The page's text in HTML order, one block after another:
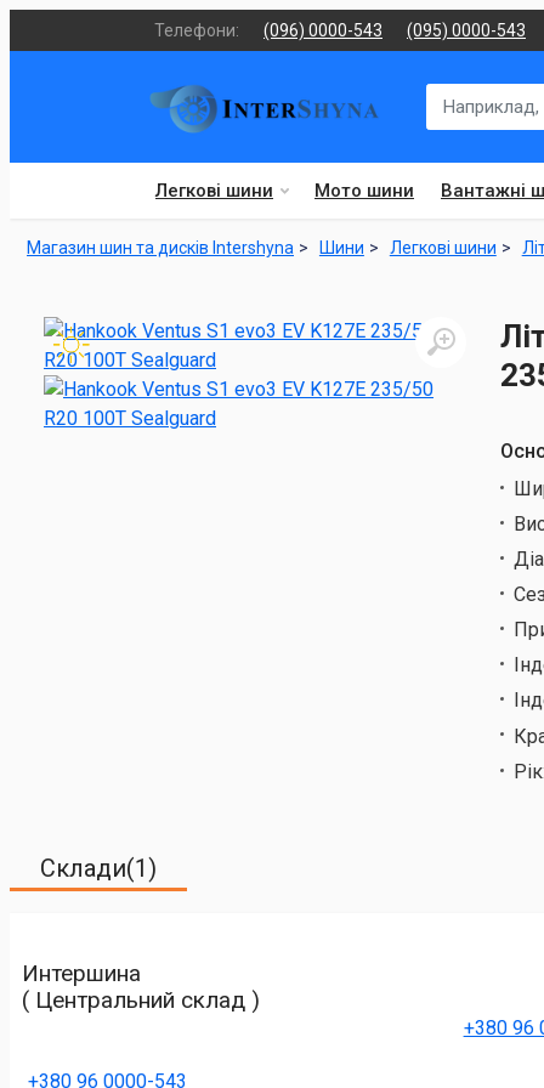
Телефони: (096) 0000-543 (095) 0000-543
Легкові шини Мото шини Вантажні
Магазин шин та дисків Intershyna Шини Легкові шини
Склади(1)
Интершина
( Центральний склад )
+380 96 0000-543
+380 96